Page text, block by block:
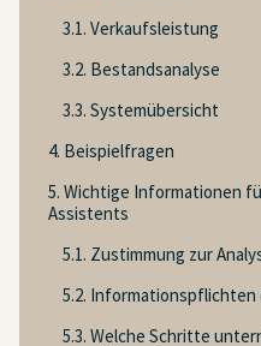
3.1. Verkaufsleistung
3.2. Bestandsanalyse
3.3. Systemübersicht
4. Beispielfragen
5. Wichtige Informationen
Assistents
5.1. Zustimmung zur
5.2. Informationspflichten
5.3. Welche Schritte